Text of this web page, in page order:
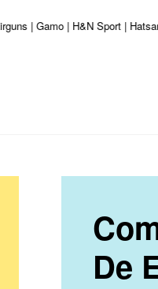
Gamo | H&N Sport |
De